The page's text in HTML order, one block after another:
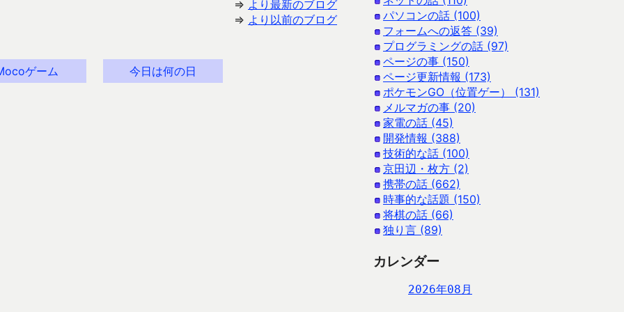
⇒ より最新のブログ
⇒ より以前のブログ
ゲーム 今日は何の日
パソコンの話 (100)
フォームへの返答 (39)
プログラミングの話 (97)
ページの事 (150)
ページ更新情報 (173)
ポケモンGO（位置ゲー） (131)
メルマガの事 (20)
家電の話 (45)
開発情報 (388)
技術的な話 (100)
京田辺・枚方 (2)
携帯の話 (662)
時事的な話題 (150)
将棋の話 (66)
独り言 (89)
カレンダー
2026年08月